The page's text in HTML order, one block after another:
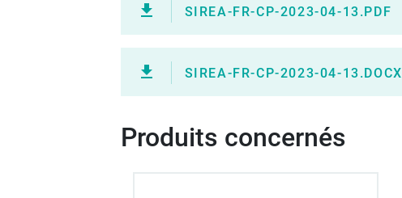
SIREA-FR-CP-2023-04-13.PDF
SIREA-FR-CP-2023-04-13.DOCX
Produits concernés